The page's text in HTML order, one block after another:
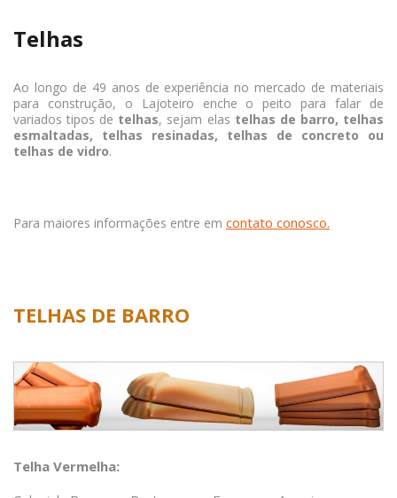
Telhas
Ao longo de 49 anos de experiência no mercado de materiais
para construção, o Lajoteiro enche o peito para falar de
variados tipos de telhas, sejam elas telhas de barro, telhas
esmaltadas, telhas resinadas, telhas de concreto ou
telhas de vidro.
Para maiores informações entre em contato conosco.
TELHAS DE BARRO
Telha Vermelha: